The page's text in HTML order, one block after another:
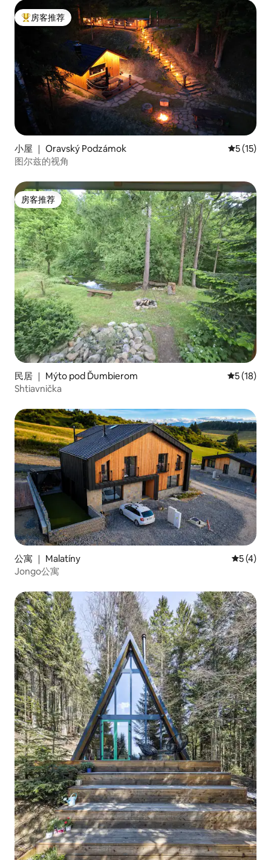
热门「房客推荐」
房客推荐
小屋 ｜ Oravský Podzámok 平均评分
5 (15)
图尔兹的视角
房客推荐
房客推荐
民居 ｜ Mýto pod Ďumbierom 平均评分
5 (18)
Shtiavnička
公寓 ｜ Malatíny 平均评分
5 (4)
Jongo公寓